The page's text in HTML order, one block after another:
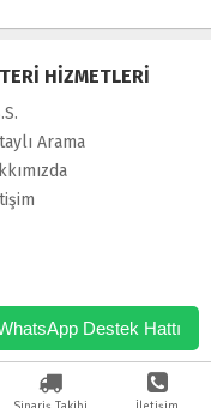
HİZMETLERİ
Arama
HİZMETLERİ LTD.ŞTİ.
Destek Hattı